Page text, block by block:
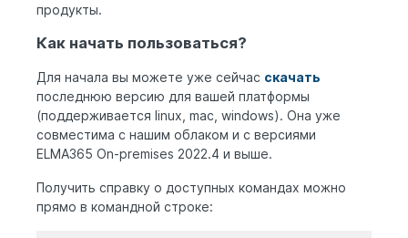
продукты.
Как начать пользоваться?
Для начала вы можете уже сейчас скачать
последнюю версию для вашей платформы
(поддерживается linux, mac, windows). Она уже
совместима с нашим облаком и с версиями
ELMA365 On-premises 2022.4 и выше.
Получить справку о доступных командах можно
прямо в командной строке: